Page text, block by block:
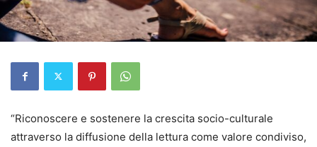
“Riconoscere e sostenere la crescita socio-culturale
attraverso la diffusione della lettura come valore condiviso,